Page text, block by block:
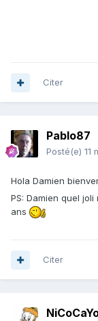
Citer
Pablo87
Posté(e) 11
Hola Damien
PS: Damien quel
ans
Citer